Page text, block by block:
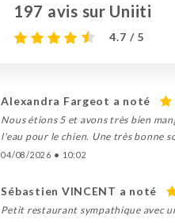
197 avis sur Uniiti
4.7 / 5
Alexandra Fargeot a noté
Nous étions 5 et avons très bien
l'eau pour le chien. Une très bonne
04/08/2026 • 10:02
Sébastien VINCENT a noté
Petit restaurant sympathique avec